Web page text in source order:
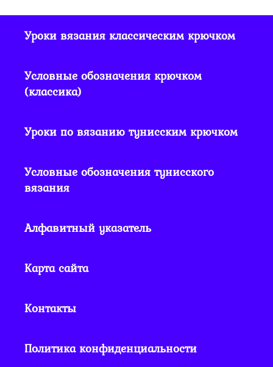
Уроки вязания классическим крючком
Условные обозначения крючком
(классика)
Уроки по вязанию тунисским крючком
Условные обозначения тунисского
вязания
Алфавитный указатель
Карта сайта
Контакты
Политика конфиденциальности